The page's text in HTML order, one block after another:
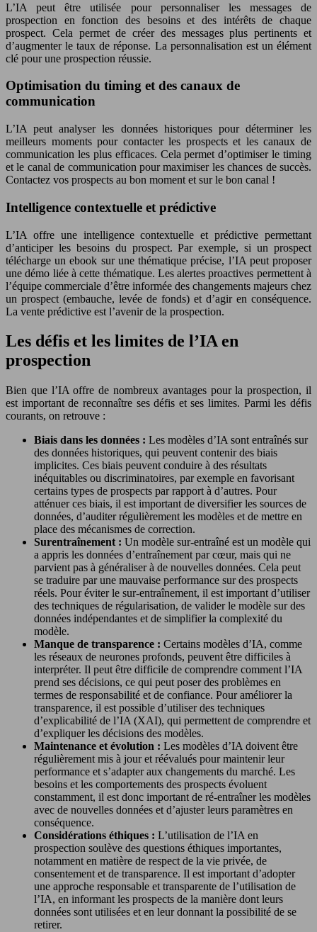
L’IA peut être utilisée pour personnaliser les messages de
prospection en fonction des besoins et des intérêts de chaque
prospect. Cela permet de créer des messages plus pertinents et
d’augmenter le taux de réponse. La personnalisation est un élément
clé pour une prospection réussie.
Optimisation du timing et des canaux de
communication
L’IA peut analyser les données historiques pour déterminer les
meilleurs moments pour contacter les prospects et les canaux de
communication les plus efficaces. Cela permet d’optimiser le timing
et le canal de communication pour maximiser les chances de succès.
Contactez vos prospects au bon moment et sur le bon canal !
Intelligence contextuelle et prédictive
L’IA offre une intelligence contextuelle et prédictive permettant
d’anticiper les besoins du prospect. Par exemple, si un prospect
télécharge un ebook sur une thématique précise, l’IA peut proposer
une démo liée à cette thématique. Les alertes proactives permettent à
l’équipe commerciale d’être informée des changements majeurs chez
un prospect (embauche, levée de fonds) et d’agir en conséquence.
La vente prédictive est l’avenir de la prospection.
Les défis et les limites de l’IA en
prospection
Bien que l’IA offre de nombreux avantages pour la prospection, il
est important de reconnaître ses défis et ses limites. Parmi les défis
courants, on retrouve :
Biais dans les données : Les modèles d’IA sont entraînés sur
des données historiques, qui peuvent contenir des biais
implicites. Ces biais peuvent conduire à des résultats
inéquitables ou discriminatoires, par exemple en favorisant
certains types de prospects par rapport à d’autres. Pour
atténuer ces biais, il est important de diversifier les sources de
données, d’auditer régulièrement les modèles et de mettre en
place des mécanismes de correction.
Surentraînement : Un modèle sur-entraîné est un modèle qui
a appris les données d’entraînement par cœur, mais qui ne
parvient pas à généraliser à de nouvelles données. Cela peut
se traduire par une mauvaise performance sur des prospects
réels. Pour éviter le sur-entraînement, il est important d’utiliser
des techniques de régularisation, de valider le modèle sur des
données indépendantes et de simplifier la complexité du
modèle.
Manque de transparence : Certains modèles d’IA, comme
les réseaux de neurones profonds, peuvent être difficiles à
interpréter. Il peut être difficile de comprendre comment l’IA
prend ses décisions, ce qui peut poser des problèmes en
termes de responsabilité et de confiance. Pour améliorer la
transparence, il est possible d’utiliser des techniques
d’explicabilité de l’IA (XAI), qui permettent de comprendre et
d’expliquer les décisions des modèles.
Maintenance et évolution : Les modèles d’IA doivent être
régulièrement mis à jour et réévalués pour maintenir leur
performance et s’adapter aux changements du marché. Les
besoins et les comportements des prospects évoluent
constamment, il est donc important de ré-entraîner les modèles
avec de nouvelles données et d’ajuster leurs paramètres en
conséquence.
Considérations éthiques : L’utilisation de l’IA en
prospection soulève des questions éthiques importantes,
notamment en matière de respect de la vie privée, de
consentement et de transparence. Il est important d’adopter
une approche responsable et transparente de l’utilisation de
l’IA, en informant les prospects de la manière dont leurs
données sont utilisées et en leur donnant la possibilité de se
retirer.